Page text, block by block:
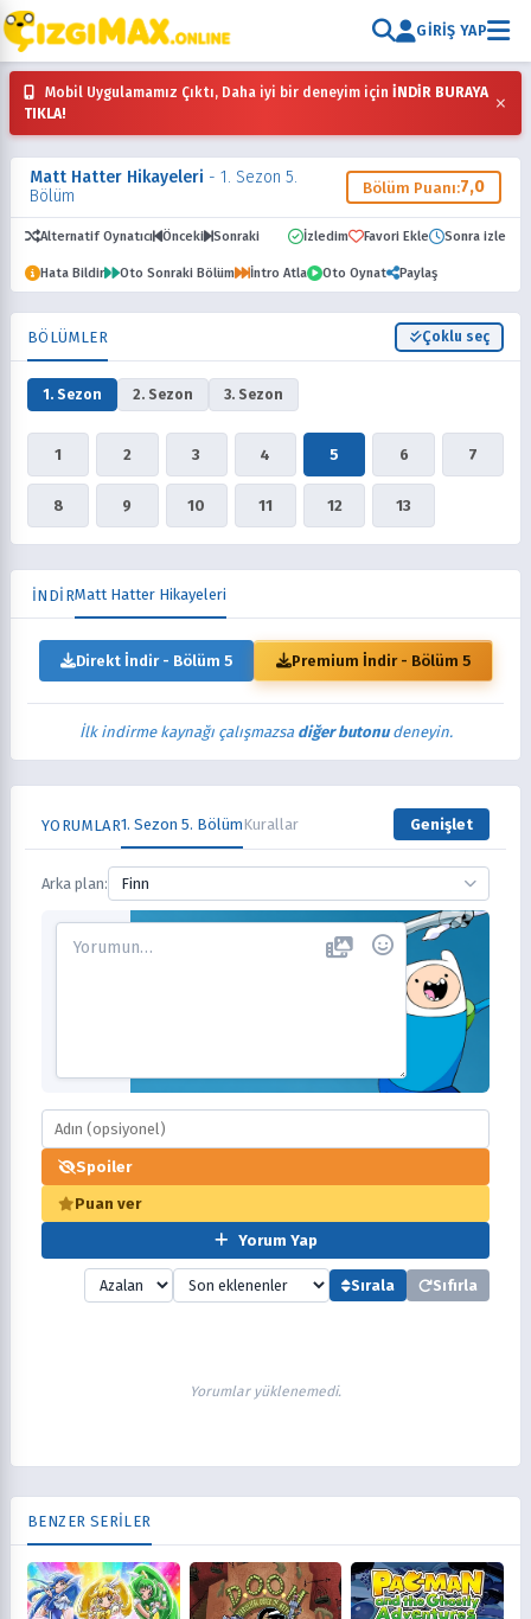
GIRIŞ YAP
Mobil Uygulamamız Çıktı, Daha iyi bir deneyim için İNDİR BURAYA
TIKLA!
×
Matt Hatter Hikayeleri - 1. Sezon 5.
Bölüm
Bölüm Puanı:7,0
Alternatif Oynatıcı Önceki Sonraki İzledim Favori Ekle Sonra izle
Hata Bildir Oto Sonraki Bölüm İntro Atla Oto Oynat Paylaş
BÖLÜMLER Çoklu seç
1. Sezon 2. Sezon 3. Sezon
1 2 3 4 5 6 7
8 9 10 11 12 13
İNDİRMatt Hatter Hikayeleri
Direkt İndir - Bölüm 5 Premium İndir - Bölüm 5
İlk indirme kaynağı çalışmazsa diğer butonudeneyin.
YORUMLAR1. Sezon 5. BölümKurallar Genişlet
Arka plan: Finn
Spoiler
Puan ver
Yorum Yap
Sırala Sıfırla
Yorumlar yüklenemedi.
BENZER SERİLER